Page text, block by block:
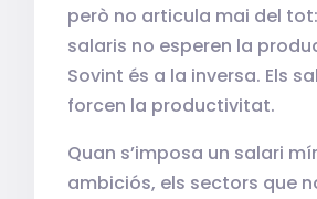
però no articula mai del
salaris no esperen la
Sovint és a la inversa. Els
forcen la productivitat.
Quan s’imposa un salari
ambiciós, els sectors que